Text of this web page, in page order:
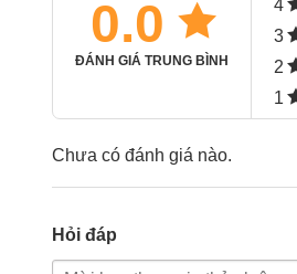
0.0
ĐÁNH GIÁ TRUNG BÌNH
4
3
2
1
Chưa có đánh giá nào.
Hỏi đáp